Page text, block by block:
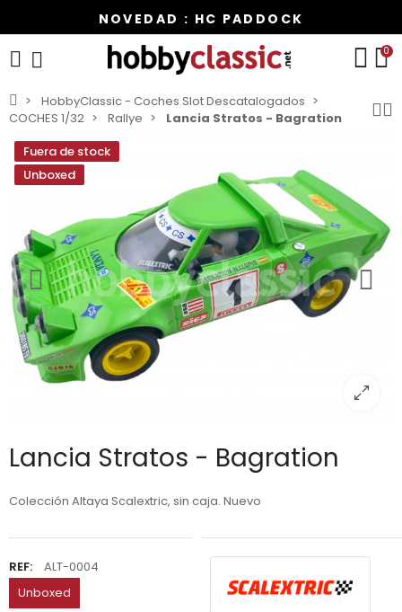
NOVEDAD : HC PADDOCK
0
HobbyClassic - Coches Slot Descatalogados
COCHES 1/32
Rallye
Lancia Stratos - Bagration
Fuera de stock
Unboxed
Lancia Stratos - Bagration
Colección Altaya Scalextric, sin caja. Nuevo
REF:
ALT-0004
Unboxed